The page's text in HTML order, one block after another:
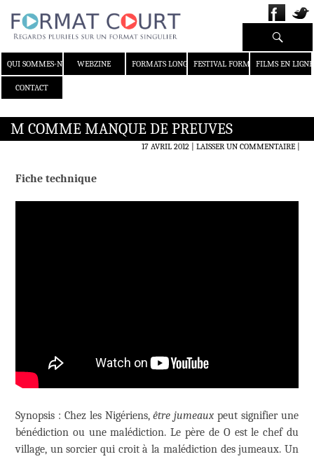
QUI SOMMES-NOUS ?WEBZINE FORMATS LONGS FESTIVAL FORMAT COURT
FILMS EN LIGNE
CONTACT
Recherche
M COMME MANQUE DE PREUVES
17 AVRIL 2012 LAISSER UN COMMENTAIRE|
Fiche technique
Synopsis : Chez les Nigériens,être jumeaux peut signifier une
bénédiction ou une malédiction. Le père de O est le chef du
village, un sorcier qui croit à la malédiction des jumeaux. Un